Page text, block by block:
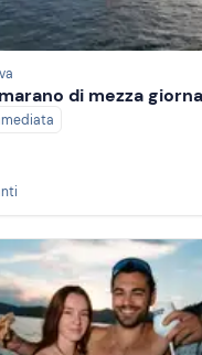
di mezza